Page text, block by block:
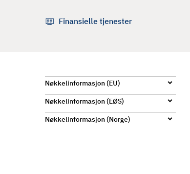
Finansielle tjenester
Nøkkelinformasjon (EU)
Nøkkelinformasjon (EØS)
Nøkkelinformasjon (Norge)